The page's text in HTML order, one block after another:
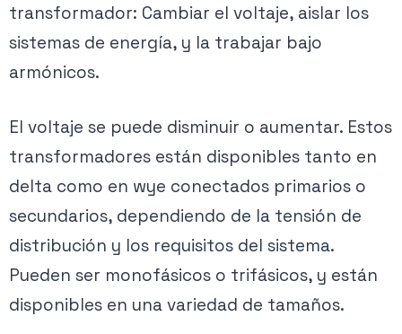
transformador: Cambiar el voltaje, aislar los
sistemas de energía, y la trabajar bajo
armónicos.
El voltaje se puede disminuir o aumentar. Estos
transformadores están disponibles tanto en
delta como en wye conectados primarios o
secundarios, dependiendo de la tensión de
distribución y los requisitos del sistema.
Pueden ser monofásicos o trifásicos, y están
disponibles en una variedad de tamaños.